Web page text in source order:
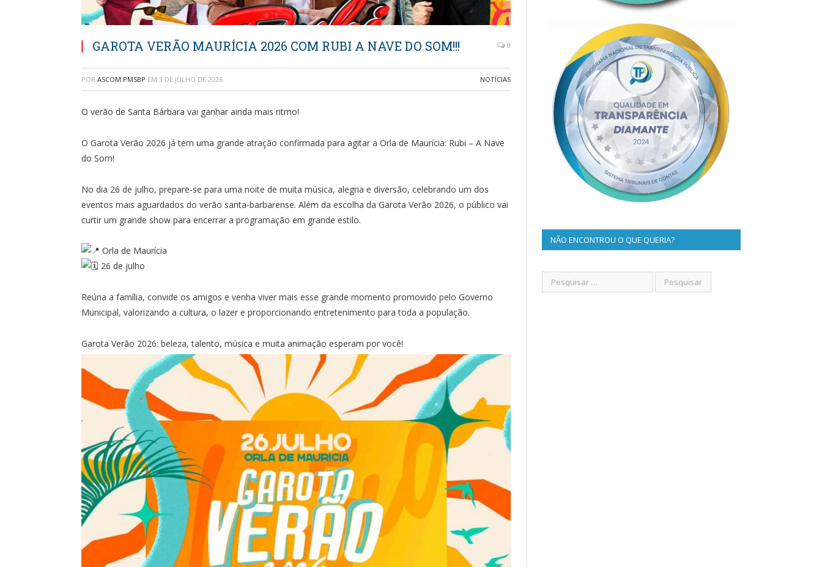
GAROTA VERÃO MAURÍCIA 2026 COM RUBI A NAVE DO SOM!!! 0
POR ASCOM.PMSBP EM 3 DE JULHO DE 2026 NOTÍCIAS
O verão de Santa Bárbara vai ganhar ainda mais ritmo!
O Garota Verão 2026 já tem uma grande atração confirmada para agitar a Orla de Maurícia: Rubi – A Nave
do Som!
No dia 26 de julho, prepare-se para uma noite de muita música, alegria e diversão, celebrando um dos
eventos mais aguardados do verão santa-barbarense. Além da escolha da Garota Verão 2026, o público vai
curtir um grande show para encerrar a programação em grande estilo.
Orla de Maurícia
26 de julho
Reúna a família, convide os amigos e venha viver mais esse grande momento promovido pelo Governo
Municipal, valorizando a cultura, o lazer e proporcionando entretenimento para toda a população.
Garota Verão 2026: beleza, talento, música e muita animação esperam por você!
NÃO ENCONTROU O QUE QUERIA?